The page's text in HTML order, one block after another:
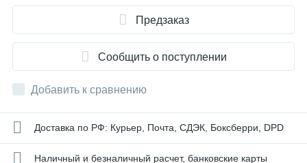
Предзаказ
Сообщить о поступлении
Добавить к сравнению
Доставка по РФ: Курьер, Почта, СДЭК, Боксберри, DPD
Наличный и безналичный расчет, банковские карты